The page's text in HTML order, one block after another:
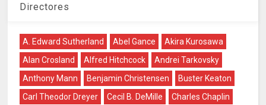
Directores
A. Edward Sutherland Abel Gance
Akira Kurosawa
Alan Crosland
Alfred Hitchcock
Andrei Tarkovsky
Anthony Mann
Benjamin Christensen
Buster Keaton
Carl Theodor Dreyer
Cecil B. DeMille
Charles Chaplin